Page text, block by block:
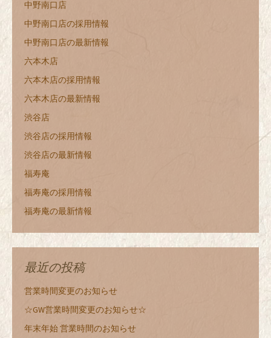
中野南口店
中野南口店の採用情報
中野南口店の最新情報
六本木店
六本木店の採用情報
六本木店の最新情報
渋谷店
渋谷店の採用情報
渋谷店の最新情報
福寿庵
福寿庵の採用情報
福寿庵の最新情報
最近の投稿
営業時間変更のお知らせ
☆GW営業時間変更のお知らせ☆
年末年始 営業時間のお知らせ